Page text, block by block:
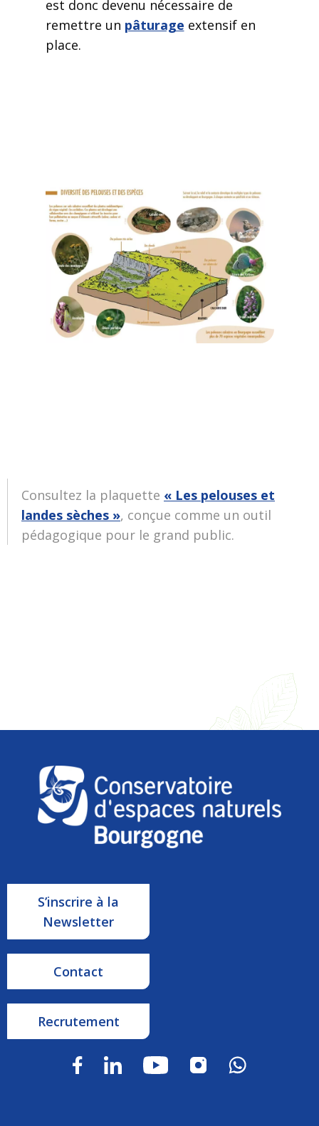
est donc devenu nécessaire de
remettre un pâturage extensif en
place.
Consultez la plaquette « Les pelouses et
landes sèches », conçue comme un outil
pédagogique pour le grand public.
S’inscrire à la
Newsletter
Contact
Recrutement